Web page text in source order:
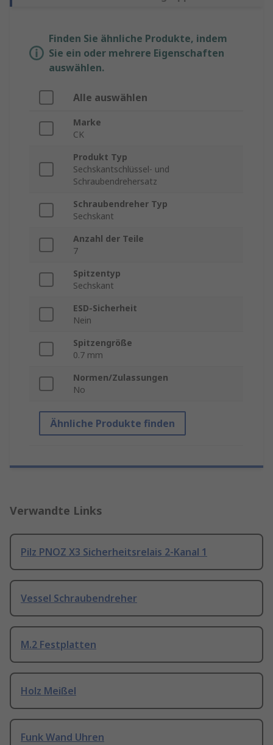
Finden Sie ähnliche Produkte, indem
Sie ein oder mehrere Eigenschaften
auswählen.
Alle auswählen
Marke
CK
Produkt Typ
Sechskantschlüssel- und
Schraubendrehersatz
Schraubendreher Typ
Sechskant
Anzahl der Teile
7
Spitzentyp
Sechskant
ESD-Sicherheit
Nein
Spitzengröße
0.7 mm
Normen/Zulassungen
No
Ähnliche Produkte finden
Verwandte Links
Pilz PNOZ X3 Sicherheitsrelais 2-Kanal 1
Vessel Schraubendreher
M.2 Festplatten
Holz Meißel
Funk Wand Uhren